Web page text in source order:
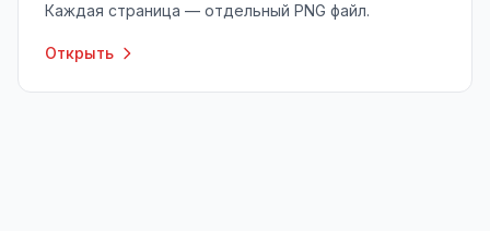
Каждая страница — отдельный PNG файл.
Открыть